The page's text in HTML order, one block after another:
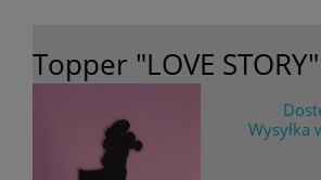
Topper "LOVE
Wysyłka